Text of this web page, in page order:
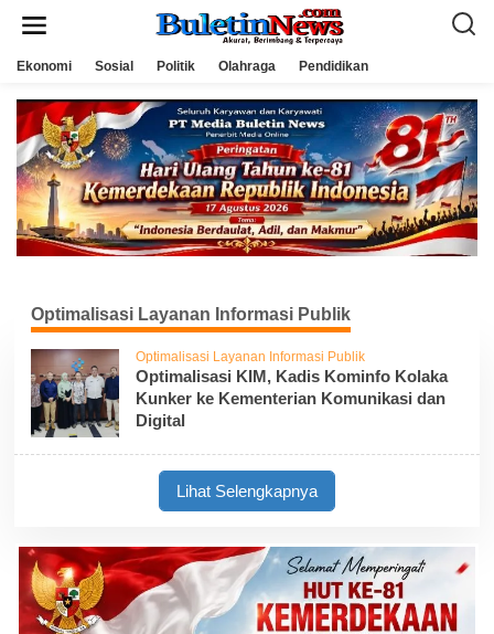
Ekonomi Sosial Politik Olahraga Pendidikan
Optimalisasi Layanan Informasi Publik
Optimalisasi Layanan Informasi Publik
Optimalisasi KIM, Kadis Kominfo Kolaka
Kunker ke Kementerian Komunikasi dan
Digital
Lihat Selengkapnya